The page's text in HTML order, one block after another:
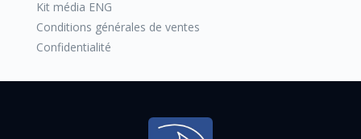
Kit média ENG
Conditions générales de ventes
Confidentialité